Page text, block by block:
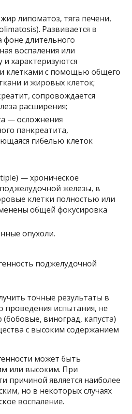
липоматоз, тяга печени,
Развивается в
фоне длительного
воспаления или
и характеризуются
клетками с помощью общего
и жировых клеток;
сопровождается
расширения;
— осложнения
панкреатита,
гибелью клеток
— хроническое
железы, в
клетки полностью или
общей фокусировка
опухоли.
точные результаты в
проведения испытания, не
виноград, капуста)
с высоким содержанием
может быть
или высоким. При
причиной является наиболее
но в некоторых случаях
воспаление.